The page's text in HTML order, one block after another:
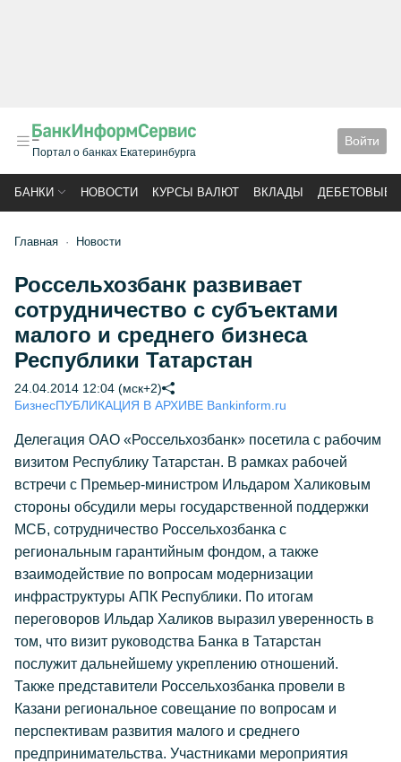
Портал о банках Екатеринбурга
Войти
БАНКИ НОВОСТИ КУРСЫ ВАЛЮТ ВКЛАДЫ ДЕБЕТОВЫЕ
Главная Новости
Россельхозбанк развивает
сотрудничество с субъектами
малого и среднего бизнеса
Республики Татарстан
24.04.2014 12:04 (мск+2)
БизнесПУБЛИКАЦИЯ В АРХИВЕ Bankinform.ru
Делегация ОАО «Россельхозбанк» посетила с рабочим
визитом Республику Татарстан. В рамках рабочей
встречи с Премьер-министром Ильдаром Халиковым
стороны обсудили меры государственной поддержки
МСБ, сотрудничество Россельхозбанка с
региональным гарантийным фондом, а также
взаимодействие по вопросам модернизации
инфраструктуры АПК Республики. По итогам
переговоров Ильдар Халиков выразил уверенность в
том, что визит руководства Банка в Татарстан
послужит дальнейшему укреплению отношений.
Также представители Россельхозбанка провели в
Казани региональное совещание по вопросам и
перспективам развития малого и среднего
предпринимательства. Участниками мероприятия